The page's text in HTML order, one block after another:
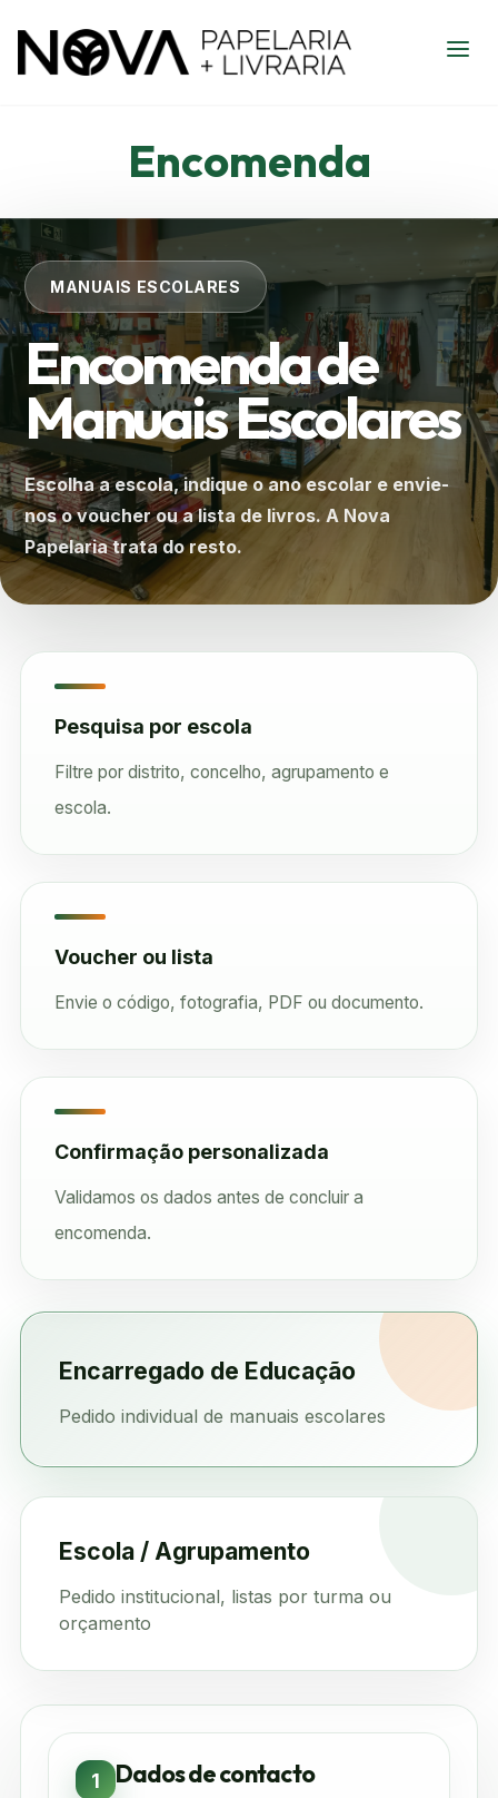
Encomenda
MANUAIS ESCOLARES
Encomenda de
Manuais Escolares
Escolha a escola, indique o ano escolar e envie-
nos o voucher ou a lista de livros. A Nova
Papelaria trata do resto.
Pesquisa por escola
Filtre por distrito, concelho, agrupamento e
escola.
Voucher ou lista
Envie o código, fotografia, PDF ou documento.
Confirmação personalizada
Validamos os dados antes de concluir a
encomenda.
Encarregado de Educação
Pedido individual de manuais escolares
Escola / Agrupamento
Pedido institucional, listas por turma ou
orçamento
1 Dados de contacto